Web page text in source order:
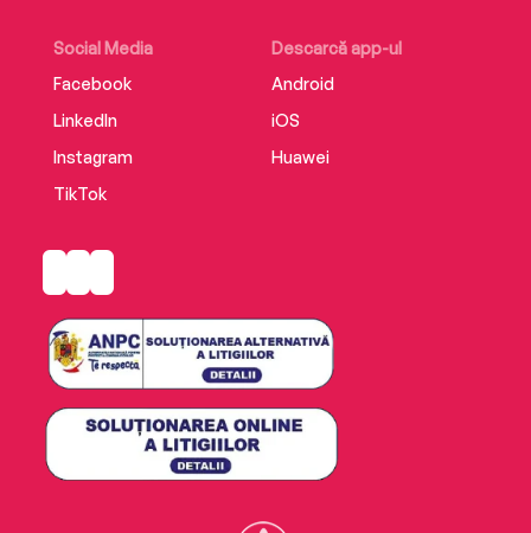
Social Media
Facebook
LinkedIn
Instagram
TikTok
Descarcă app-ul
Android
iOS
Huawei